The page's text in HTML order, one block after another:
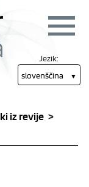
Jezik:
slovenščina
iz revije